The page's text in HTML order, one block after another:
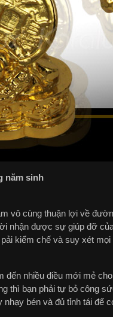
năm sinh
vô cùng thuận lợi về
nhận được sự giúp đỡ
kiểm chế và suy xét
đến nhiều điều mới mẻ
thì bạn phải tự bỏ công
bén và đủ tỉnh tái